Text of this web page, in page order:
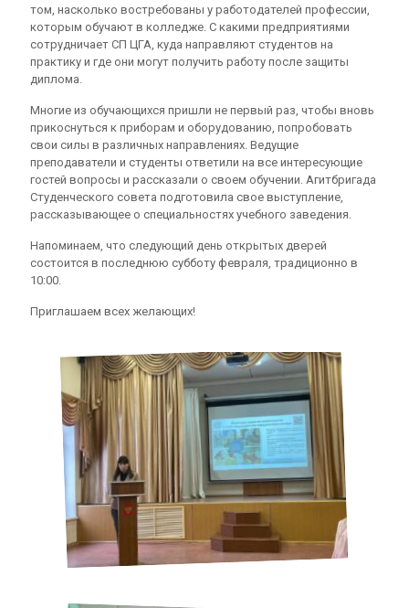
том, насколько востребованы у работодателей профессии,
которым обучают в колледже. С какими предприятиями
сотрудничает СП ЦГА, куда направляют студентов на
практику и где они могут получить работу после защиты
диплома.
Многие из обучающихся пришли не первый раз, чтобы вновь
прикоснуться к приборам и оборудованию, попробовать
свои силы в различных направлениях. Ведущие
преподаватели и студенты ответили на все интересующие
гостей вопросы и рассказали о своем обучении. Агитбригада
Студенческого совета подготовила свое выступление,
рассказывающее о специальностях учебного заведения.
Напоминаем, что следующий день открытых дверей
состоится в последнюю субботу февраля, традиционно в
10:00.
Приглашаем всех желающих!